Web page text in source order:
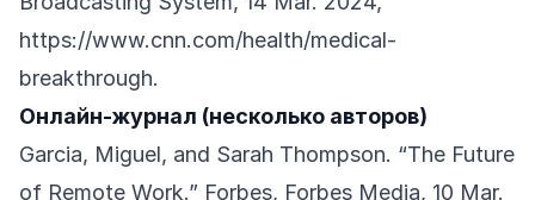
https://www.cnn.com/health/medical-
breakthrough.
Онлайн-журнал (несколько авторов)
Garcia, Miguel, and Sarah Thompson. “The Future
of Remote Work.” Forbes, Forbes Media, 10 Mar.